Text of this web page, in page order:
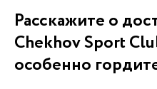
Расскажите о
Chekhov Sport
особенно